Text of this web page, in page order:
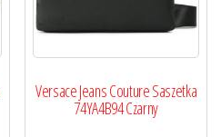
Versace Jeans Couture Saszetka
74YA4B94 Czarny